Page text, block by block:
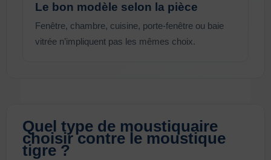
Le bon modèle selon la pièce
Fenêtre, chambre, cuisine, porte-fenêtre ou baie
vitrée n’impliquent pas les mêmes choix.
Quel type de moustiquaire
choisir contre le moustique
tigre ?